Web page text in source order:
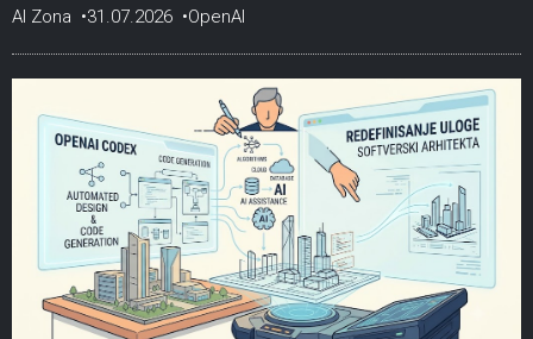
AI Zona 31.07.2026 OpenAI